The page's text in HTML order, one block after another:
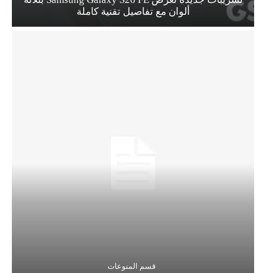
ألوان مع تفاصيل تقنية كاملة
قسم المنوعات